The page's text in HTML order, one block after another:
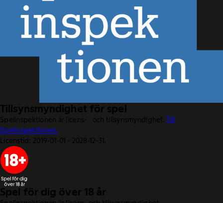
Tillsynsmyndighet för spel
Spelinspektionen är licens- och tillsynsmyndighet.Till
Spelinspektionen.
Licenstid: 2019-01-01 - 2028-12-31.
Spel för dig över 18 år